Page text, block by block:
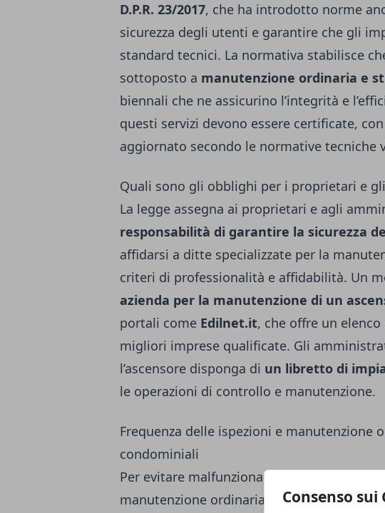
Consenso sui
D.P.R. 23/2017, che ha introdotto norme
sicurezza degli utenti e garantire che gli
standard tecnici. La normativa stabilisce
sottoposto a manutenzione ordinaria e
biennali che ne assicurino l’integrità e
questi servizi devono essere certificate,
aggiornato secondo le normative tecniche
Quali sono gli obblighi per i proprietari e
La legge assegna ai proprietari e agli
responsabilità di garantire la sicurezza
affidarsi a ditte specializzate per la
criteri di professionalità e affidabilità. Un
azienda per la manutenzione di un
portali come Edilnet.it, che offre un
migliori imprese qualificate. Gli
l’ascensore disponga di un libretto di
le operazioni di controllo e manutenzione.
Frequenza delle ispezioni e manutenzione
condominiali
Per evitare malfunzionamenti e garantire la
manutenzione ordinaria deve essere svolta